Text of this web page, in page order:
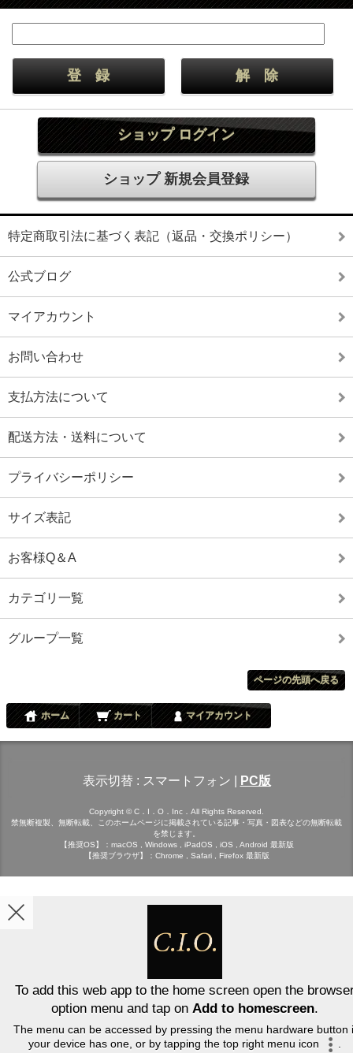
ショップ ログイン
ショップ 新規会員登録
特定商取引法に基づく表記（返品・交換ポリシー）
公式ブログ
マイアカウント
お問い合わせ
支払方法について
配送方法・送料について
プライバシーポリシー
サイズ表記
お客様Q＆A
カテゴリ一覧
グループ一覧
ページの先頭へ戻る
ホーム カート マイアカウント
表示切替 : スマートフォン PC版
Copyright © C．I．O．Inc．All Rights Reserved.
禁無断複製、無断転載、このホームページに掲載されている記事・写真・図表などの無断転載
を禁じます。
【推奨OS】：macOS , Windows , iPadOS , iOS , Android 最新版
【推奨ブラウザ】：Chrome , Safari , Firefox 最新版
To add this web app to the home screen open the
option menu and tap on Add to homescreen.
The menu can be accessed by pressing the menu hardware button
your device has one, or by tapping the top right menu icon